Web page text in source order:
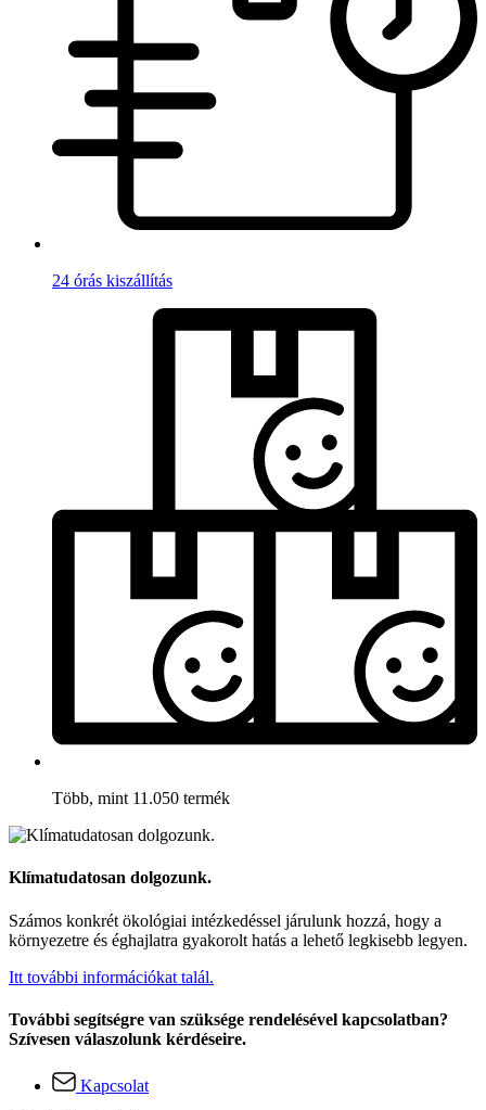
24 órás kiszállítás
Több, mint 11.050 termék
Klímatudatosan dolgozunk.
Számos konkrét ökológiai intézkedéssel járulunk hozzá, hogy a
környezetre és éghajlatra gyakorolt hatás a lehető legkisebb legyen.
Itt további információkat talál.
További segítségre van szüksége rendelésével kapcsolatban?
Szívesen válaszolunk kérdéseire.
Kapcsolat